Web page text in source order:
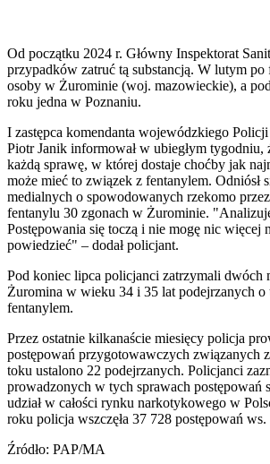
Od początku 2024 r. Główny Inspektorat
przypadków zatruć tą substancją. W lutym po
osoby w Żurominie (woj. mazowieckie), a
roku jedna w Poznaniu.
I zastępca komendanta wojewódzkiego
Piotr Janik informował w ubiegłym tygodniu,
każdą sprawę, w której dostaje choćby jak
może mieć to związek z fentanylem. Odniósł
medialnych o spowodowanych rzekomo
fentanylu 30 zgonach w Żurominie.
Postępowania się toczą i nie mogę nic więcej
powiedzieć" – dodał policjant.
Pod koniec lipca policjanci zatrzymali dwóch
Żuromina w wieku 34 i 35 lat podejrzanych o
fentanylem.
Przez ostatnie kilkanaście miesięcy policja
postępowań przygotowawczych związanych
toku ustalono 22 podejrzanych. Policjanci
prowadzonych w tych sprawach postępowań
udział w całości rynku narkotykowego w
roku policja wszczęła 37 728 postępowań
Źródło: PAP/MA